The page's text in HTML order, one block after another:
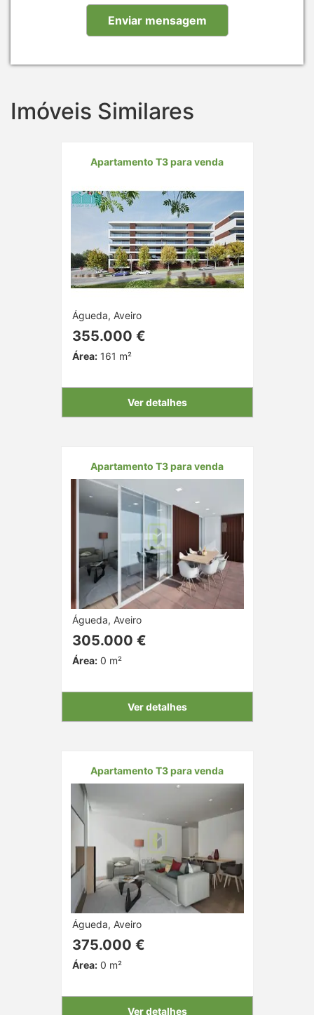
Imóveis Similares
Apartamento T3 para venda
Águeda, Aveiro
355.000 €
Área:161 m²
Ver detalhes
Apartamento T3 para venda
Águeda, Aveiro
305.000 €
Área:0 m²
Ver detalhes
Apartamento T3 para venda
Águeda, Aveiro
375.000 €
Área:0 m²
Ver detalhes